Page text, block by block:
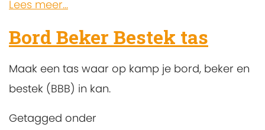
Lees meer...
Bord Beker Bestek tas
Maak een tas waar op kamp je bord, beker en
bestek (BBB) in kan.
Getagged onder